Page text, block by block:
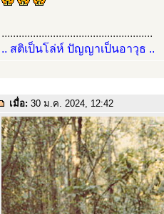
.....................................................
.. สติเป็นโล่ห์ ปัญญาเป็นอาวุธ ..
เมื่อ: 30 ม.ค. 2024, 12:42